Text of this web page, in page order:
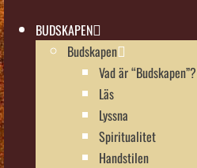
BUDSKAPEN
Budskapen
Vad är “Budskapen”?
Läs
Lyssna
Spiritualitet
Handstilen